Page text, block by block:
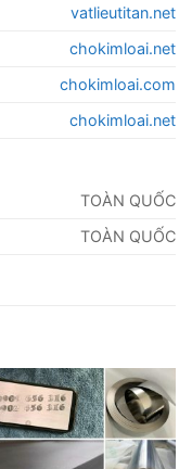
vatlieutitan.net
chokimloai.net
chokimloai.com
chokimloai.net
TOÀN QUỐC
TOÀN QUỐC